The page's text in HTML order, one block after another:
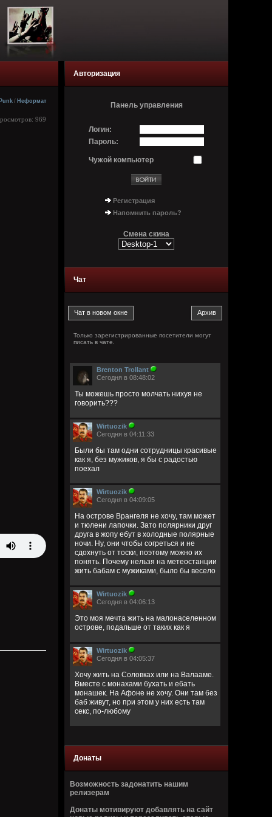
/ Неформат
969
Авторизация
Панель управления
Логин:
Пароль:
Чужой компьютер
Регистрация
Напомнить пароль?
Смена скина
Чат
Только зарегистрированные посетители могут
писать в чате.
Brenton Trollant
Сегодня в 08:48:02
Ты можешь просто молчать нихуя не
говорить???
Wirtuozik
Сегодня в 04:11:33
Были бы там одни сотрудницы красивые
как я, без мужиков, я бы с радостью
поехал
Wirtuozik
Сегодня в 04:09:05
На острове Врангеля не хочу, там может
и тюлени лапочки. Зато полярники друг
друга в жопу ебут в холодные полярные
ночи. Ну, они чтобы согреться и не
сдохнуть от тоски, поэтому можно их
понять. Почему нельзя на метеостанции
жить бабам с мужиками, было бы весело
Wirtuozik
Сегодня в 04:06:13
Это моя мечта жить на малонаселенном
острове, подальше от таких как я
Wirtuozik
Сегодня в 04:05:37
Хочу жить на Соловках или на Валааме.
Вместе с монахами бухать и ебать
монашек. На Афоне не хочу. Они там без
баб живут, но при этом у них есть там
секс, по-любому
Деревянные церкви Руси
В этих срубах есть сердце и вены
Bestial
Донаты
Возможность задонатить нашим
релизерам
Донаты мотивируют добавлять на сайт